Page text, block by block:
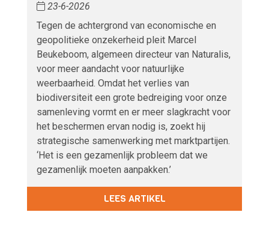
23-6-2026
Tegen de achtergrond van economische en
geopolitieke onzekerheid pleit Marcel
Beukeboom, algemeen directeur van Naturalis,
voor meer aandacht voor natuurlijke
weerbaarheid. Omdat het verlies van
biodiversiteit een grote bedreiging voor onze
samenleving vormt en er meer slagkracht voor
het beschermen ervan nodig is, zoekt hij
strategische samenwerking met marktpartijen.
‘Het is een gezamenlijk probleem dat we
gezamenlijk moeten aanpakken.’
LEES ARTIKEL